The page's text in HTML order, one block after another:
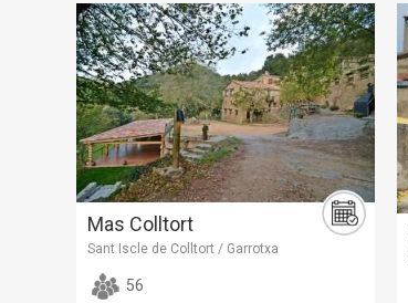
Mas Colltort
Sant Iscle de Colltort / Garrotxa
56